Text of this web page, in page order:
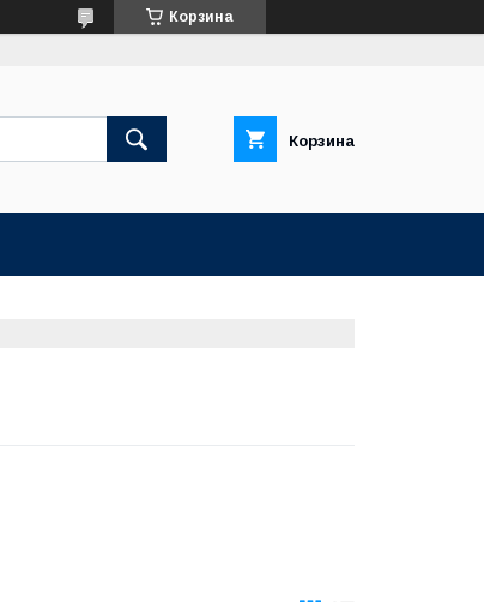
Корзина
Корзина